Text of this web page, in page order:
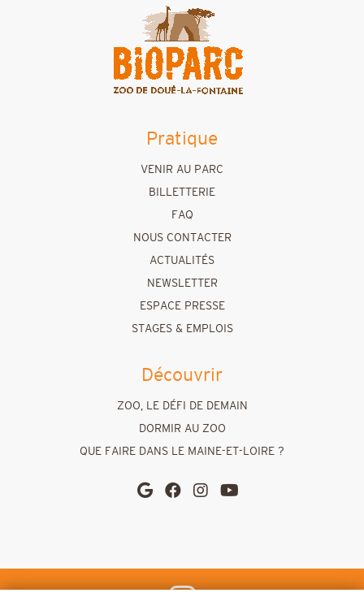
Pratique
VENIR AU PARC
BILLETTERIE
FAQ
NOUS CONTACTER
ACTUALITÉS
NEWSLETTER
ESPACE PRESSE
STAGES & EMPLOIS
Découvrir
ZOO, LE DÉFI DE DEMAIN
DORMIR AU ZOO
QUE FAIRE DANS LE MAINE-ET-LOIRE ?